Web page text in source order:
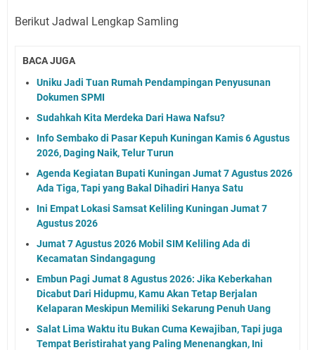
Berikut Jadwal Lengkap Samling
BACA JUGA
Uniku Jadi Tuan Rumah Pendampingan Penyusunan
Dokumen SPMI
Sudahkah Kita Merdeka Dari Hawa Nafsu?
Info Sembako di Pasar Kepuh Kuningan Kamis 6 Agustus
2026, Daging Naik, Telur Turun
Agenda Kegiatan Bupati Kuningan Jumat 7 Agustus 2026
Ada Tiga, Tapi yang Bakal Dihadiri Hanya Satu
Ini Empat Lokasi Samsat Keliling Kuningan Jumat 7
Agustus 2026
Jumat 7 Agustus 2026 Mobil SIM Keliling Ada di
Kecamatan Sindangagung
Embun Pagi Jumat 8 Agustus 2026: Jika Keberkahan
Dicabut Dari Hidupmu, Kamu Akan Tetap Berjalan
Kelaparan Meskipun Memiliki Sekarung Penuh Uang
Salat Lima Waktu itu Bukan Cuma Kewajiban, Tapi juga
Tempat Beristirahat yang Paling Menenangkan, Ini